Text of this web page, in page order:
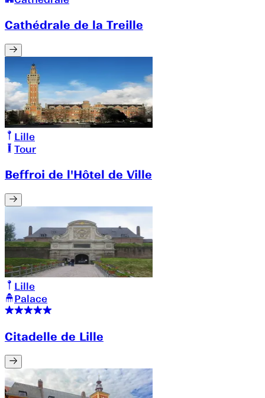
Cathédrale de la Treille
Lille
Tour
Beffroi de l'Hôtel de Ville
Lille
Palace
Citadelle de Lille